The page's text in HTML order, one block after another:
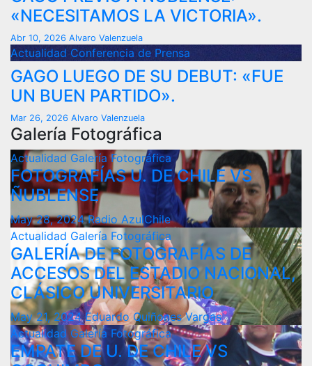
«NECESITAMOS LA VICTORIA».
Abr 10, 2026 Alvaro Valenzuela
Actualidad Conferencia de Prensa
GAGO LUEGO DE SU DEBUT: «FUE
UN BUEN PARTIDO».
Mar 26, 2026 Alvaro Valenzuela
Galería Fotográfica
Actualidad Galería Fotográfica
FOTOGRAFÍAS U. DE CHILE VS
ÑUBLENSE
May 28, 2024Radio AzulChile
Actualidad Galería Fotográfica
GALERÍA DE FOTOGRAFÍAS DE
ACCESOS DEL ESTADIO NACIONAL,
CLÁSICO UNIVERSITARIO
May 21, 2024Eduardo Quiñones Vargas
Actualidad Galería Fotográfica
EMPATE DE U. DE CHILE VS